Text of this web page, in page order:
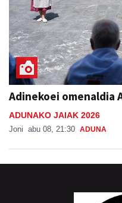
Adinekoei omenaldia
ADUNAKO JAIAK 2026
Joni abu 08, 21:30 ADUNA